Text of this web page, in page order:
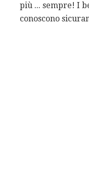
più ... sempre! I
conoscono